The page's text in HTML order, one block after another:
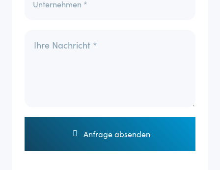
Anfrage absenden